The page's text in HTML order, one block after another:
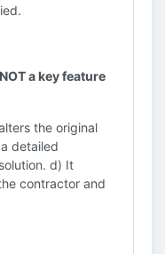
a key feature
the original
detailed
d) It
contractor and